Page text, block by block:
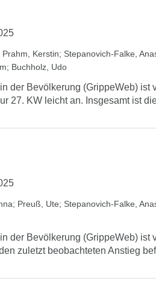
Prahm, Kerstin; Stepanovich-Falke,
; Buchholz, Udo
der Bevölkerung (GrippeWeb) ist
27. KW leicht an. Insgesamt ist
; Preuß, Ute; Stepanovich-Falke,
der Bevölkerung (GrippeWeb) ist
zuletzt beobachteten Anstieg